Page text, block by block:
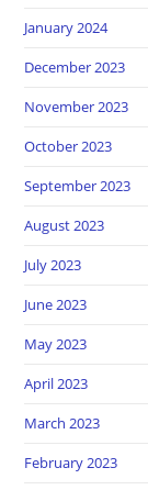
January 2024
December 2023
November 2023
October 2023
September 2023
August 2023
July 2023
June 2023
May 2023
April 2023
March 2023
February 2023